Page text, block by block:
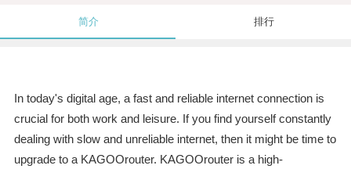
简介 排行
In today's digital age, a fast and reliable internet connection is
crucial for both work and leisure. If you find yourself constantly
dealing with slow and unreliable internet, then it might be time to
upgrade to a KAGOOrouter. KAGOOrouter is a high-